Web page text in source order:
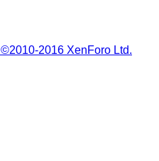
©2010-2016 XenForo Ltd.